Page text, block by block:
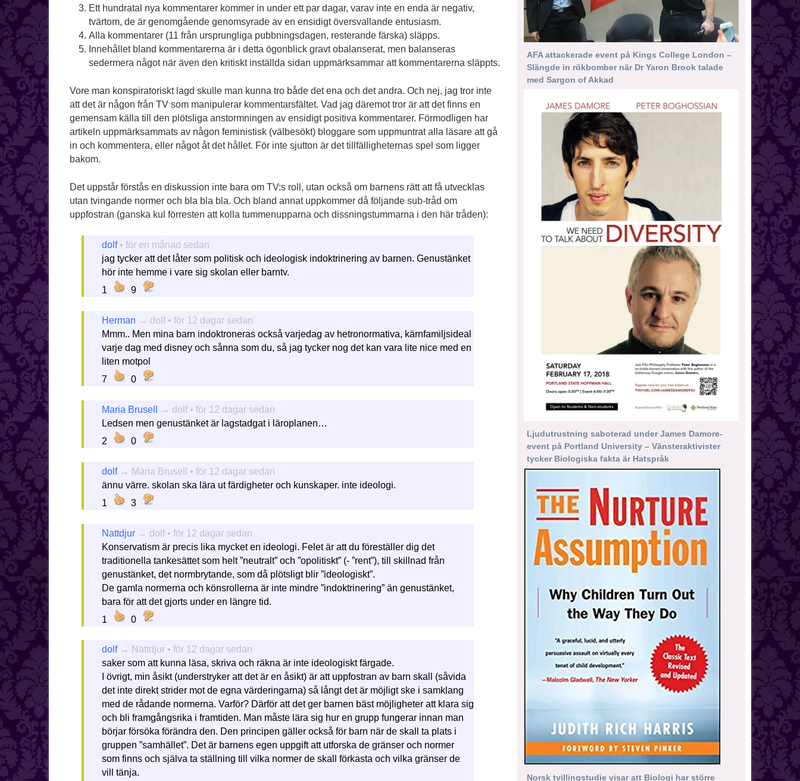
Ett hundratal nya kommentarer kommer in under ett par dagar, varav inte en enda är negativ,
tvärtom, de är genomgående genomsyrade av en ensidigt översvallande entusiasm.
Alla kommentarer (11 från ursprungliga pubbningsdagen, resterande färska) släpps.
Innehållet bland kommentarerna är i detta ögonblick gravt obalanserat, men balanseras
sedermera något när även den kritiskt inställda sidan uppmärksammar att kommentarerna släppts.
Vore man konspiratoriskt lagd skulle man kunna tro både det ena och det andra. Och nej, jag tror inte
att det är någon från TV som manipulerar kommentarsfältet. Vad jag däremot tror är att det finns en
gemensam källa till den plötsliga anstormningen av ensidigt positiva kommentarer. Förmodligen har
artikeln uppmärksammats av någon feministisk (välbesökt) bloggare som uppmuntrat alla läsare att gå
in och kommentera, eller något åt det hållet. För inte sjutton är det tillfälligheternas spel som ligger
bakom.
Det uppstår förstås en diskussion inte bara om TV:s roll, utan också om barnens rätt att få utvecklas
utan tvingande normer och bla bla bla. Och bland annat uppkommer då följande sub-tråd om
uppfostran (ganska kul förresten att kolla tummenupparna och dissningstummarna i den här tråden):
dolf• för en månad sedan
jag tycker att det låter som politisk och ideologisk indoktrinering av barnen. Genustänket
hör inte hemme i vare sig skolan eller barntv.
1
9
Herman → dolf • för 12 dagar sedan
Mmm.. Men mina barn indoktroneras också varjedag av hetronormativa, kärnfamiljsideal
varje dag med disney och sånna som du, så jag tycker nog det kan vara lite nice med en
liten motpol
7
0
Maria Brusell
→ dolf • för 12 dagar sedan
Ledsen men genustänket är lagstadgat i läroplanen…
2
0
dolf→ Maria Brusell • för 12 dagar sedan
ännu värre. skolan ska lära ut färdigheter och kunskaper. inte ideologi.
1
3
Nattdjur→ dolf • för 12 dagar sedan
Konservatism är precis lika mycket en ideologi. Felet är att du föreställer dig det
traditionella tankesättet som helt ”neutralt” och ”opolitiskt” (- ”rent”), till skillnad från
genustänket, det normbrytande, som då plötsligt blir ”ideologiskt”.
De gamla normerna och könsrollerna är inte mindre ”indoktrinering” än genustänket,
bara för att det gjorts under en längre tid.
1
0
dolf→ Nattdjur • för 12 dagar sedan
saker som att kunna läsa, skriva och räkna är inte ideologiskt färgade.
I övrigt, min åsikt (understryker att det är en åsikt) är att uppfostran av barn skall (såvida
det inte direkt strider mot de egna värderingarna) så långt det är möjligt ske i samklang
med de rådande normerna. Varför? Därför att det ger barnen bäst möjligheter att klara sig
och bli framgångsrika i framtiden. Man måste lära sig hur en grupp fungerar innan man
börjar försöka förändra den. Den principen gäller också för barn när de skall ta plats i
gruppen ”samhället”. Det är barnens egen uppgift att utforska de gränser och normer
som finns och själva ta ställning till vilka normer de skall förkasta och vilka gränser de
vill tänja.
AFA attackerade event på Kings College London –
Slängde in rökbomber när Dr Yaron Brook talade
med Sargon of Akkad
Ljudutrustning saboterad under James Damore-
event på Portland University – Vänsteraktivister
tycker Biologiska fakta är Hatspråk
Norsk tvillingstudie visar att Biologi har större